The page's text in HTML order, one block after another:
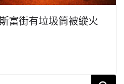
富街有垃圾筒被縱火